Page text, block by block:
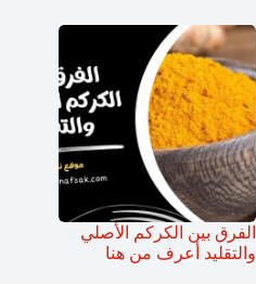
الفرق بين الكركم الأصلي
والتقليد أعرف من هنا